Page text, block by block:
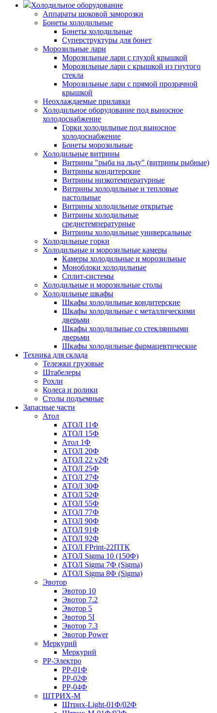
Холодильное оборудование
Аппараты шоковой заморозки
Бонеты холодильные
Бонеты холодильные
Суперструктуры для бонет
Морозильные лари
Морозильные лари с глухой крышкой
Морозильные лари с крышкой из гнутого
стекла
Морозильные лари с прямой прозрачной
крышкой
Неохлаждаемые прилавки
Холодильное оборудование под выносное
холодоснабжение
Горки холодильные под выносное
холодоснабжение
Бонеты морозильные
Холодильные витрины
Витрины "рыба на льду" (витрины рыбные)
Витрины кондитерские
Витрины низкотемпературные
Витрины холодильные и тепловые
настольные
Витрины холодильные открытые
Витрины холодильные
среднетемпературные
Витрины холодильные универсальные
Холодильные горки
Холодильные и морозильные камеры
Камеры холодильные и морозильные
Моноблоки холодильные
Сплит-системы
Холодильные и морозильные столы
Холодильные шкафы
Шкафы холодильные кондитерские
Шкафы холодильные с металлическими
дверьми
Шкафы холодильные со стеклянными
дверьми
Шкафы холодильные фармацевтические
Техника для склада
Тележки грузовые
Штабелеры
Рохли
Колеса и ролики
Столы подъемные
Запасные части
Атол
АТОЛ 11Ф
АТОЛ 15Ф
Атол 1Ф
АТОЛ 20Ф
АТОЛ 22 v2Ф
АТОЛ 25Ф
АТОЛ 27Ф
АТОЛ 30Ф
АТОЛ 52Ф
АТОЛ 55Ф
АТОЛ 77Ф
АТОЛ 90Ф
АТОЛ 91Ф
АТОЛ 92Ф
АТОЛ FPrint-22ПТК
АТОЛ Sigma 10 (150Ф)
АТОЛ Sigma 7Ф (Sigma)
АТОЛ Sigma 8Ф (Sigma)
Эвотор
Эвотор 10
Эвотор 7.2
Эвотор 5
Эвотор 5I
Эвотор 7.3
Эвотор Power
Меркурий
Меркурий
РР-Электро
РР-01Ф
РР-02Ф
РР-04Ф
ШТРИХ-М
Штрих-Light-01Ф/02Ф